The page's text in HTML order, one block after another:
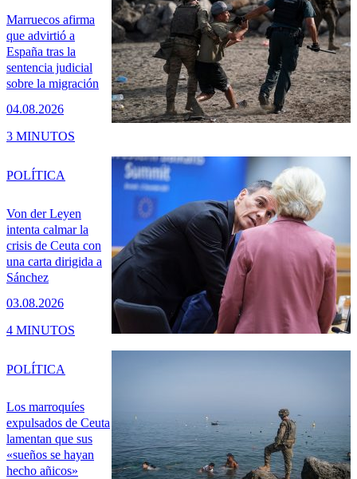
Marruecos afirma
que advirtió a
España tras la
sentencia judicial
sobre la migración
04.08.2026
3 MINUTOS
Von der Leyen
intenta calmar la
crisis de Ceuta con
una carta dirigida a
Sánchez
03.08.2026
POLÍTICA
4 MINUTOS
Los marroquíes
expulsados de Ceuta
lamentan que sus
«sueños se hayan
hecho añicos»
POLÍTICA